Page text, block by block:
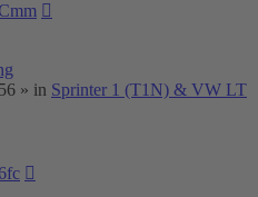
» in Sprinter 1 (T1N) & VW LT
6fc